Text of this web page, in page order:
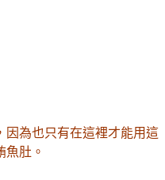
因為也只有在這裡才能用這
魚肚。